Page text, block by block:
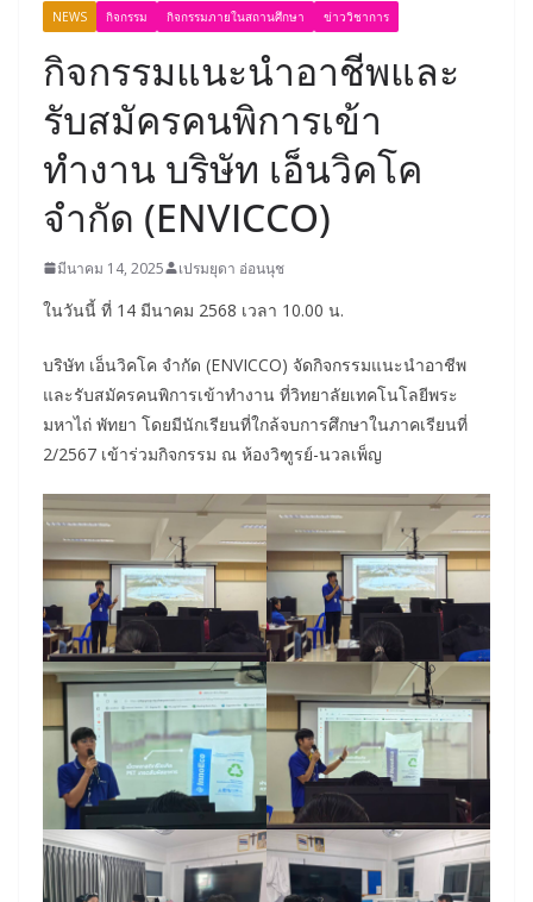
NEWS กิจกรรม กิจกรรมภายในสถานศึกษา ข่าววิชาการ
กิจกรรมแนะนำอาชีพและ
รับสมัครคนพิการเข้า
ทำงาน บริษัท เอ็นวิคโค
จำกัด (ENVICCO)
มีนาคม 14, 2025 เปรมยุดา อ่อนนุช
ในวันนี้ ที่ 14 มีนาคม 2568 เวลา 10.00 น.
บริษัท เอ็นวิคโค จำกัด (ENVICCO) จัดกิจกรรมแนะนำอาชีพ
และรับสมัครคนพิการเข้าทำงาน ที่วิทยาลัยเทคโนโลยีพระ
มหาไถ่ พัทยา โดยมีนักเรียนที่ใกล้จบการศึกษาในภาคเรียนที่
2/2567 เข้าร่วมกิจกรรม ณ ห้องวิฑูรย์-นวลเพ็ญ